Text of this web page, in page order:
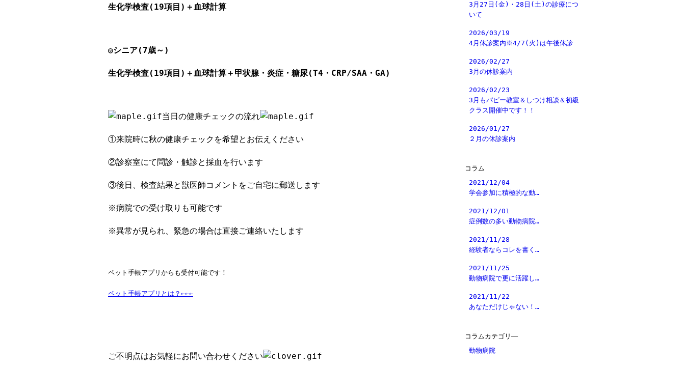
生化学検査(19項目)＋血球計算
◎シニア(7歳～)
生化学検査(19項目)＋血球計算＋甲状腺・炎症・糖尿(T4・CRP/SAA・GA)
当日の健康チェックの流れ
①来院時に秋の健康チェックを希望とお伝えください
②診察室にて問診・触診と採血を行います
③後日、検査結果と獣医師コメントをご自宅に郵送します
※病院での受け取りも可能です
※異常が見られ、緊急の場合は直接ご連絡いたします
ペット手帳アプリからも受付可能です！
ペット手帳アプリとは？←←←
ご不明点はお気軽にお問い合わせください
3月27日(金)・28日(土)の診療につ
いて
2026/03/19
4月休診案内※4/7(火)は午後休診
2026/02/27
3月の休診案内
2026/02/23
3月もパピー教室＆しつけ相談＆初級
クラス開催中です！！
2026/01/27
２月の休診案内
コラム
2021/12/04
学会参加に積極的な動…
2021/12/01
症例数の多い動物病院…
2021/11/28
経験者ならコレを書く…
2021/11/25
動物病院で更に活躍し…
2021/11/22
あなただけじゃない！…
コラムカテゴリ―
動物病院